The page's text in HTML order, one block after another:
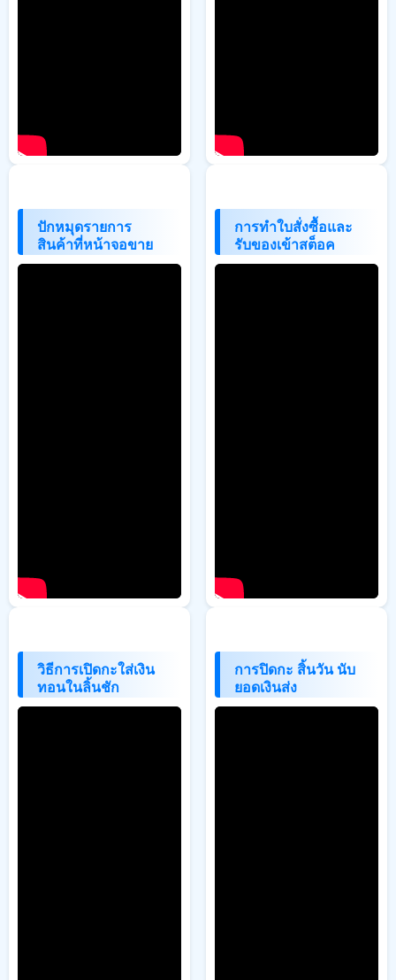
ปักหมุดรายการ
สินค้าที่หน้าจอขาย
การทำใบสั่งซื้อและ
รับของเข้าสต็อค
วิธีการเปิดกะใส่เงิน
ทอนในลิ้นชัก
การปิดกะ สิ้นวัน นับ
ยอดเงินส่ง